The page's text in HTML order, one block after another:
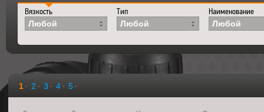
Вязкость
Любой
Тип
Любой
Наименование
Любой
1 2 3 4 5